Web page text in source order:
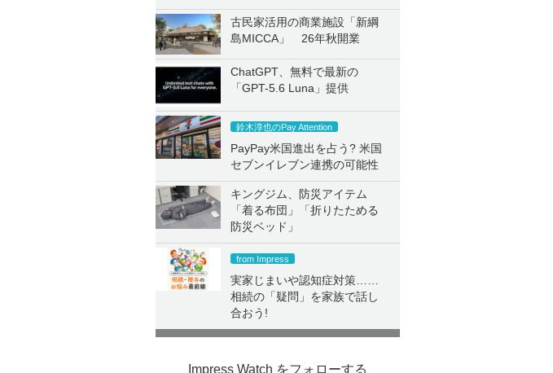
古民家活用の商業施設「新綱
島MICCA」 26年秋開業
ChatGPT、無料で最新の
「GPT-5.6 Luna」提供
鈴木淳也のPay Attention
PayPay米国進出を占う? 米国
セブンイレブン連携の可能性
キングジム、防災アイテム
「着る布団」「折りたためる
防災ベッド」
from Impress
実家じまいや認知症対策……
相続の「疑問」を家族で話し
合おう!
Impress Watch をフォローする